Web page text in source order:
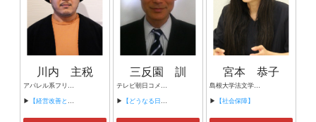
川内 主税
アパレル系フリーランスセールスマン
▶ 【経営改善と販路拡大のための営業手法】
三反園 訓
テレビ朝日コメンテーター
▶ 【どうなる日本の政治】
宮本 恭子
島根大学法文学部 教授
▶ 【社会保障】